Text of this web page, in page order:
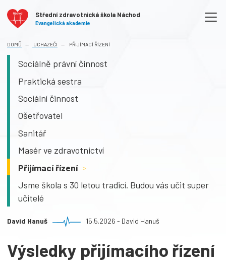
Střední zdravotnická škola Náchod
Evangelická akademie
DOMŮ UCHAZEČI PŘIJÍMACÍ ŘÍZENÍ
Sociálně právní činnost
Praktická sestra
Sociální činnost
Ošetřovatel
Sanitář
Masér ve zdravotnictví
Přijímací řízení >
Jsme škola s 30 letou tradicí. Budou vás učit super
učitelé
David Hanuš 15.5.2026 - David Hanuš
Výsledky přijímacího řízení